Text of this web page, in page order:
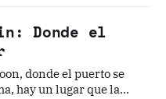
Un seuil. La
inévitables.
Donde el
donde el puerto se
hay un lugar que la